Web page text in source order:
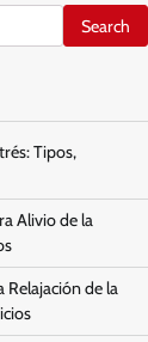
Tipos,
Alivio de la
Relajación de la